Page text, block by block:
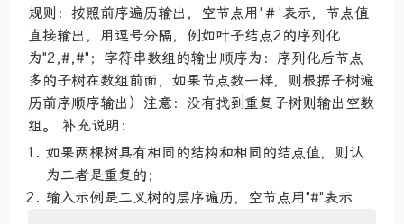
规则：按照前序遍历输出，空节点用'＃'表示，节点值
直接输出，用逗号分隔，例如叶子结点2的序列化
为"2,#,#"；字符串数组的输出顺序为：序列化后节点
多的子树在数组前面，如果节点数一样，则根据子树遍
历前序顺序输出）注意：没有找到重复子树则输出空数
组。 补充说明：
如果两棵树具有相同的结构和相同的结点值，则认
为二者是重复的；
输入示例是二叉树的层序遍历，空节点用"#"表示